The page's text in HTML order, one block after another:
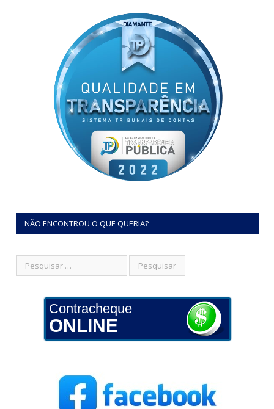
NÃO ENCONTROU O QUE QUERIA?
Contracheque
ONLINE